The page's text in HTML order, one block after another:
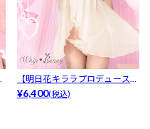
【明日花キララプロデュース/
WhipB...
¥6,400(税込)